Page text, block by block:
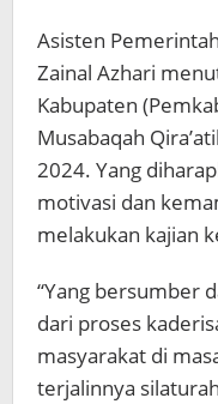
Asisten
Zainal Azhari
Kabupaten
Musabaqah
2024. Yang
motivasi dan
melakukan kajian
“Yang bersumber
dari proses
masyarakat di
terjalinnya